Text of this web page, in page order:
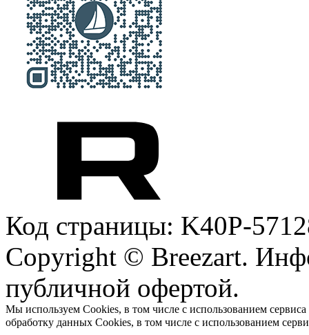
Код страницы: K40P-
Copyright © Breezart.
публичной офертой.
Мы используем Cookies, в том числе с использованием
обработку данных Cookies, в том числе с использованием